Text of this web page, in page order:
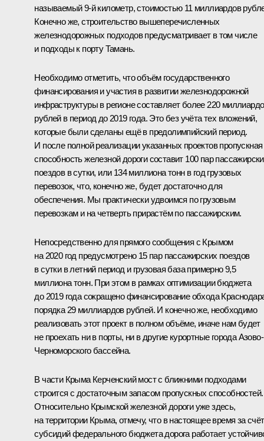
называемый 9-й километр, стоимостью 11 миллиардов
Конечно же, строительство вышеперечисленных
железнодорожных подходов предусматривает в том числе
и подходы к порту Тамань.
Необходимо отметить, что объём государственного
финансирования и участия в развитии железнодорожной
инфраструктуры в регионе составляет более 220
рублей в период до 2019 года. Это без учёта тех вложений,
которые были сделаны ещё в предолимпийский период.
И после полной реализации указанных проектов пропускная
способность железной дороги составит 100 пар
поездов в сутки, или 134 миллиона тонн в год грузовых
перевозок, что, конечно же, будет достаточно для
обеспечения. Мы практически удвоимся по грузовым
перевозкам и на четверть прирастём по пассажирским.
Непосредственно для прямого сообщения с Крымом
на 2020 год предусмотрено 15 пар пассажирских поездов
в сутки в летний период и грузовая база примерно 9,5
миллиона тонн. При этом в рамках оптимизации бюджета
до 2019 года сокращено финансирование обхода
порядка 29 миллиардов рублей. И конечно же, необходимо
реализовать этот проект в полном объёме, иначе нам будет
не проехать ни в порты, ни в другие курортные города Азово-
Черноморского бассейна.
В части Крыма Керченский мост с ближними подходами
строится с достаточным запасом пропускных способностей.
Относительно Крымской железной дороги уже здесь,
на территории Крыма, отмечу, что в настоящее время за счёт
субсидий федерального бюджета дорога работает